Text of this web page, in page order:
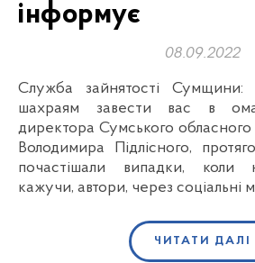
інформує
08.09.2022
Служба зайнятості Сумщини: не дайте шансу
шахраям завести вас в
директора Сумського обласного
Володимира Підлісного,
почастішали випадки, коли
кажучи, автори, через соціальні
ЧИТАТИ ДАЛІ